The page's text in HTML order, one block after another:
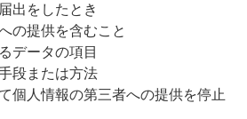
出をしたとき
の提供を含むこと
データの項目
段または方法
個人情報の第三者への提供を停止